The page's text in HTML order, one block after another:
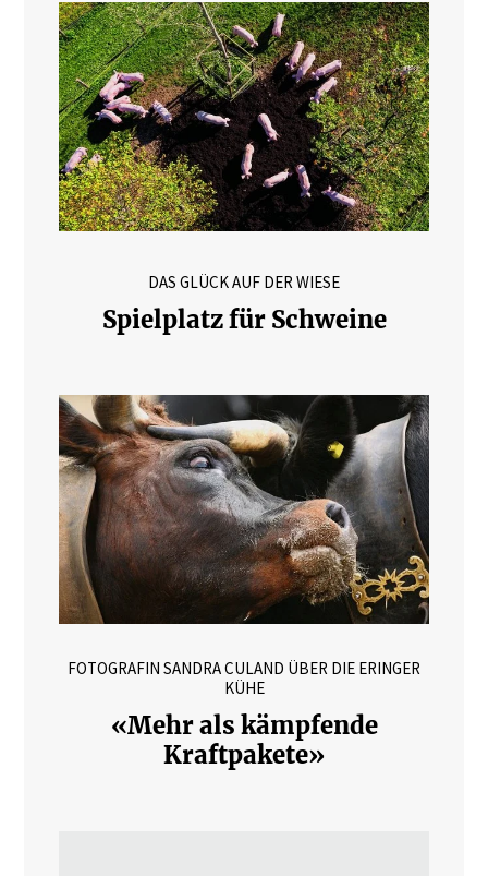
DAS GLÜCK AUF DER WIESE
Spielplatz für Schweine
FOTOGRAFIN SANDRA CULAND ÜBER DIE ERINGER
KÜHE
«Mehr als kämpfende
Kraftpakete»